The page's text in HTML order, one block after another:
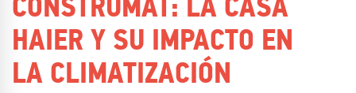
HAIER Y SU IMPACTO EN
LA CLIMATIZACIÓN